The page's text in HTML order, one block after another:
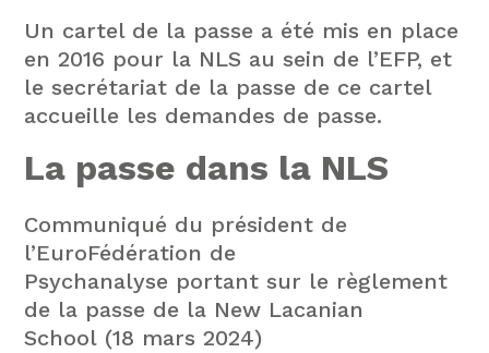
Un cartel de la passe a été mis en place
en 2016 pour la NLS au sein de l’EFP, et
le secrétariat de la passe de ce cartel
accueille les demandes de passe.
La passe dans la NLS
Communiqué du président de
l’EuroFédération de
Psychanalyse portant sur le règlement
de la passe de la New Lacanian
School (18 mars 2024)